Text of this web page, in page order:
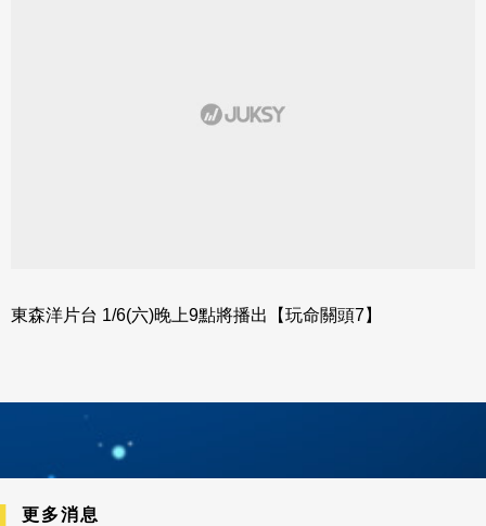
東森洋片台 1/6(六)晚上9點將播出【玩命關頭7】
更多消息